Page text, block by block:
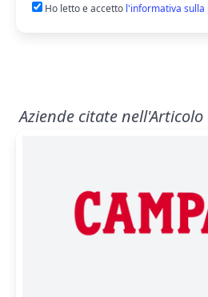
Ho letto e accetto l'informativa sulla
Aziende citate nell'Articolo